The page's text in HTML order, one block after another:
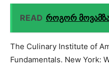
READ როგორ
The Culinary Institute of
Fundamentals. New York: